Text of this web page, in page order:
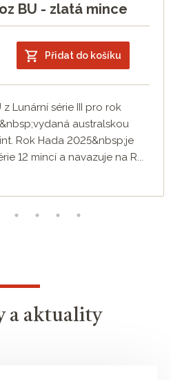
BU - zlatá mince
Přidat do košíku
Lunární série III pro rok
australskou
Rok Hada 2025&nbsp;je
12 mincí a navazuje na R...
a aktuality